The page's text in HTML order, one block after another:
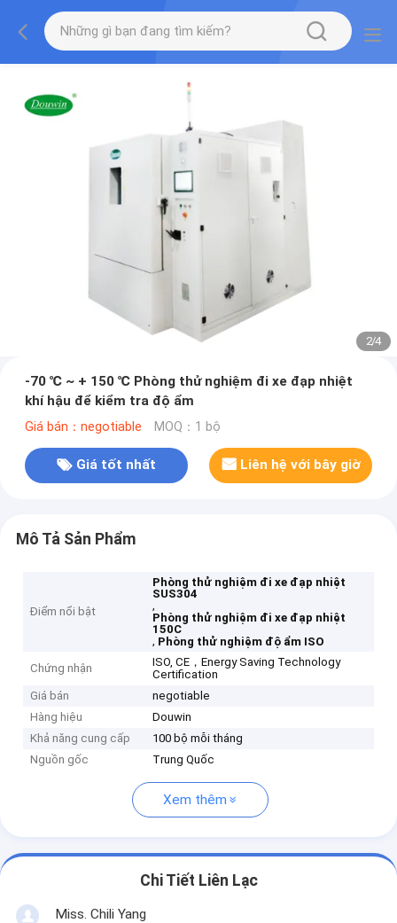
2/4
-70 ℃ ~ + 150 ℃ Phòng thử nghiệm đi xe đạp nhiệt
khí hậu để kiểm tra độ ẩm
Giá bán：negotiable MOQ：1 bộ
Giá tốt nhất Liên hệ với bây giờ
Mô Tả Sản Phẩm
Điểm nổi bật
Phòng thử nghiệm đi xe đạp nhiệt
SUS304
,
Phòng thử nghiệm đi xe đạp nhiệt
150C
, Phòng thử nghiệm độ ẩm ISO
Chứng nhận
ISO, CE，Energy Saving Technology
Certification
Giá bán
negotiable
Hàng hiệu
Douwin
Khả năng cung cấp
100 bộ mỗi tháng
Nguồn gốc
Trung Quốc
Xem thêm
Chi Tiết Liên Lạc
Miss. Chili Yang